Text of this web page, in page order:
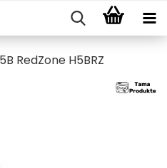
RedZone H5BRZ